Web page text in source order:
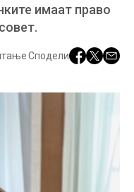
имаат право
Сподели